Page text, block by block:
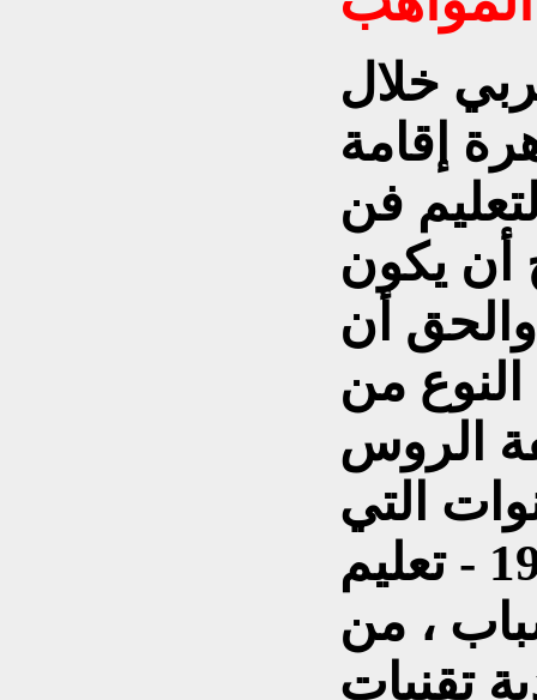
خلال
إقامة
فن
أن يكون
والحق أن
من
الروس
التي
تلت ثورة اكتوبر 1917 - تعليم
، من
تقنيات